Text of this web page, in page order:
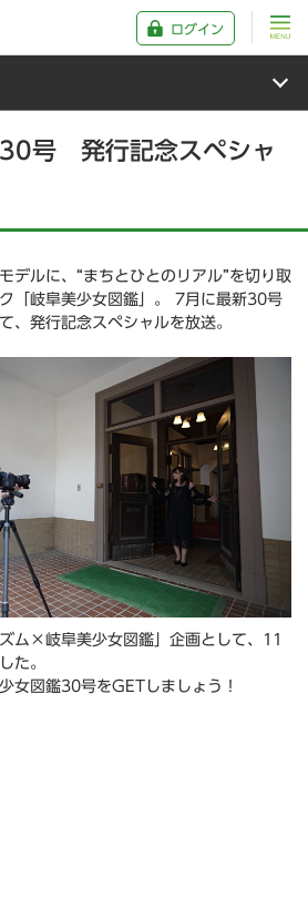
ログイン
号 発行記念スペシャ
デルに、“まちとひとのリアル”を切り取
「岐阜美少女図鑑」。 7月に最新30号
、発行記念スペシャルを放送。
ム×岐阜美少女図鑑」企画として、11
た。
女図鑑30号をGETしましょう！